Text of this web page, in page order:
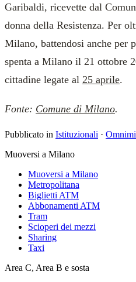
Garibaldi, ricevette dal
donna della Resistenza. Per
Milano, battendosi anche per
spenta a Milano il 21 ottobre
cittadine legate al 25 aprile.
Fonte: Comune di Milano.
Pubblicato in Istituzionali ·
Muoversi a Milano
Muoversi a Milano
Metropolitana
Biglietti ATM
Abbonamenti ATM
Tram
Scioperi dei mezzi
Sharing
Taxi
Area C, Area B e sosta